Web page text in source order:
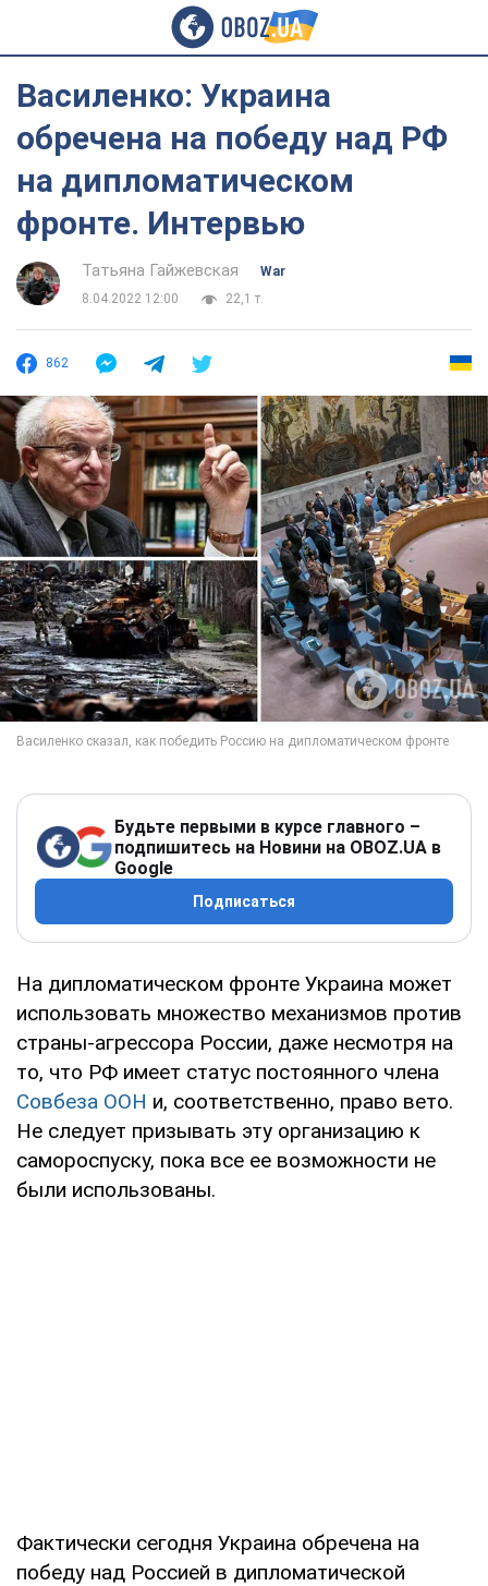
Василенко: Украина
обречена на победу над РФ
на дипломатическом
фронте. Интервью
Татьяна Гайжевская
War
8.04.2022 12:00
22,1 т.
862
Будьте первыми в курсе главного –
подпишитесь на Новини на OBOZ.UA в
Google
Подписаться
На дипломатическом фронте Украина может
использовать множество механизмов против
страны-агрессора России, даже несмотря на
то, что РФ имеет статус постоянного члена
Совбеза ООН и, соответственно, право вето.
Не следует призывать эту организацию к
самороспуску, пока все ее возможности не
были использованы.
Фактически сегодня Украина обречена на
победу над Россией в дипломатической